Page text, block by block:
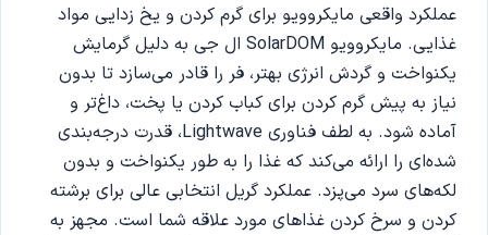
عملکرد واقعی مایکروویو برای گرم کردن و یخ زدایی مواد
غذایی. مایکروویو SolarDOM ال‌ جی به دلیل گرمایش
یکنواخت و گردش انرژی بهتر، فر را قادر می‌سازد تا بدون
نیاز به پیش گرم کردن برای کباب کردن یا پخت، داغ‌تر و
آماده شود. به لطف فناوری Lightwave، قدرت درجه‌بندی
شده‌ای را ارائه می‌کند که غذا را به طور یکنواخت و بدون
لکه‌های سرد می‌پزد. عملکرد گریل انتخابی عالی برای برشته
کردن و سرخ کردن غذاهای مورد علاقه شما است. مجهز به